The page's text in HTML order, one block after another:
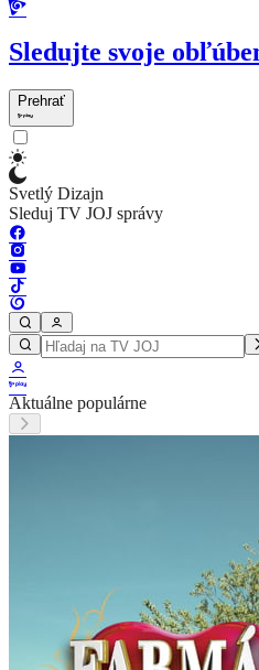
Sledujte svoje
Prehrať
Svetlý Dizajn
Sleduj TV JOJ správy
Aktuálne populárne